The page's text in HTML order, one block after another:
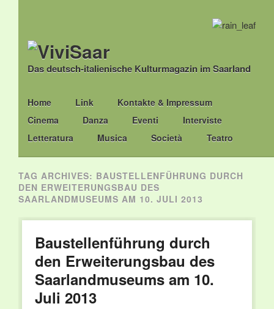
Das deutsch-italienische Kulturmagazin im Saarland
Main menu
Skip
to
content
Home Link
Kontakte & Impressum
Cinema
Danza Eventi
Interviste
Letteratura
Musica Società Teatro
TAG ARCHIVES: BAUSTELLENFÜHRUNG DURCH
DEN ERWEITERUNGSBAU DES
SAARLANDMUSEUMS AM 10. JULI 2013
Baustellenführung durch
den Erweiterungsbau des
Saarlandmuseums am 10.
Juli 2013